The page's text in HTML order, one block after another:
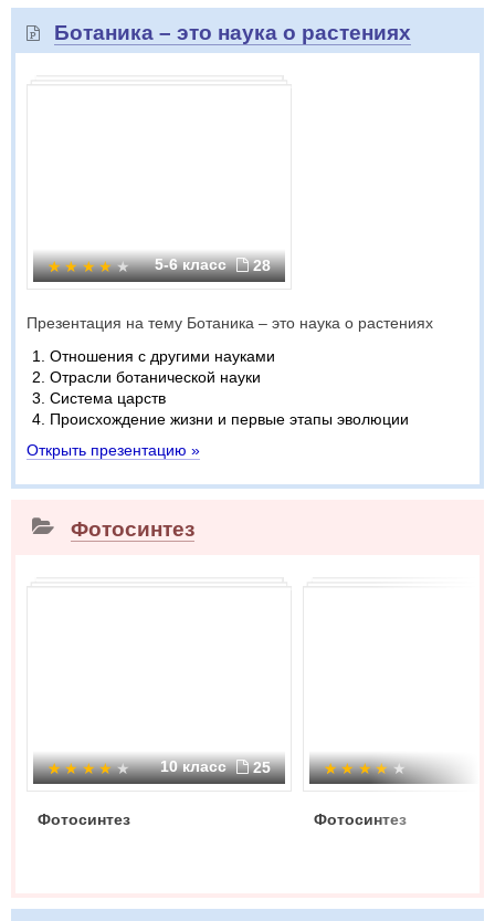
Ботаника – это наука о растениях
5-6 класс 28
Презентация на тему Ботаника – это наука о растениях
Отношения с другими науками
Отрасли ботанической науки
Система царств
Происхождение жизни и первые этапы эволюции
Открыть презентацию »
Фотосинтез
10 класс 25
Фотосинтез Фотосинтез